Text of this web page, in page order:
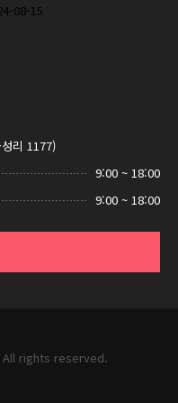
08-15
리 1177)
9:00 ~ 18:00
9:00 ~ 18:00
All rights reserved.